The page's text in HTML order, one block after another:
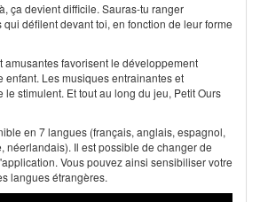
ça devient difficile. Sauras-tu ranger
défilent devant toi, en fonction de leur forme
amusantes favorisent le développement
enfant. Les musiques entrainantes et
stimulent. Et tout au long du jeu, Petit Ours
en 7 langues (français, anglais, espagnol,
néerlandais). Il est possible de changer de
Vous pouvez ainsi sensibiliser votre
langues étrangères.